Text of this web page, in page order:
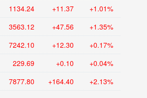
1134.24 +11.37 +1.01%
3563.12 +47.56 +1.35%
7242.10 +12.30 +0.17%
229.69 +0.10 +0.04%
7877.80 +164.40 +2.13%